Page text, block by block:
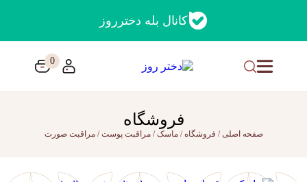
کانال بله دخترروز
0
فروشگاه
صفحه اصلی/ فروشگاه/ماسک/مراقبت پوست/مراقبت صورت